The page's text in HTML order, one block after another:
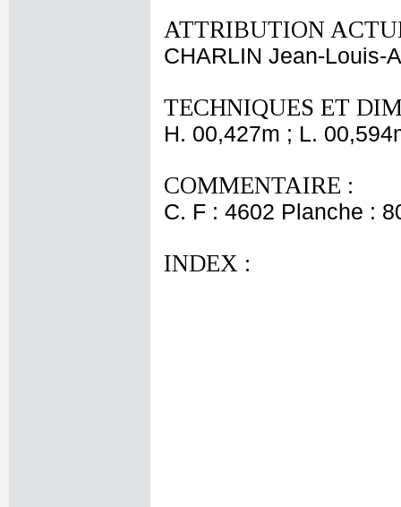
ATTRIBUTION
CHARLIN Jean-Louis-
TECHNIQUES ET
H. 00,427m ; L.
COMMENTAIRE :
C. F : 4602 Planche :
INDEX :